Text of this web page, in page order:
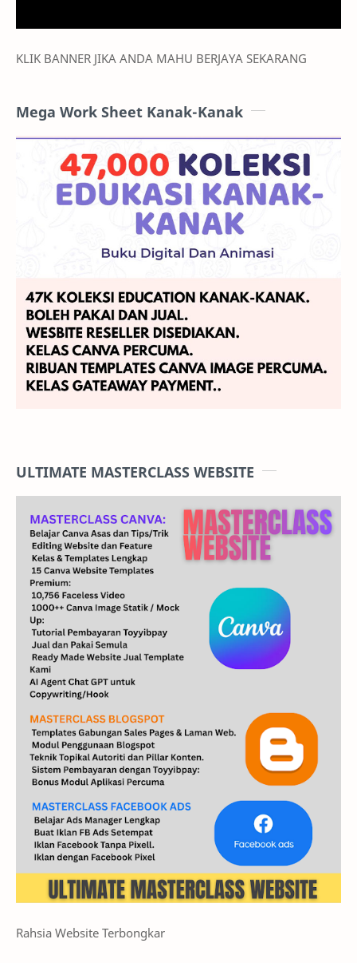
KLIK BANNER JIKA ANDA MAHU BERJAYA SEKARANG
Mega Work Sheet Kanak-Kanak
ULTIMATE MASTERCLASS WEBSITE
Rahsia Website Terbongkar